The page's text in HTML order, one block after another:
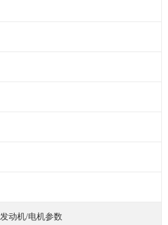
发动机/电机参数